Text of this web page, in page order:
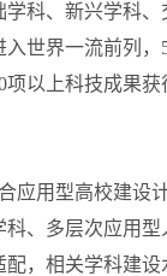
学科、新兴学科
入世界一流前列
项以上科技成果
用型高校建设计
科、多层次应用
配，相关学科建